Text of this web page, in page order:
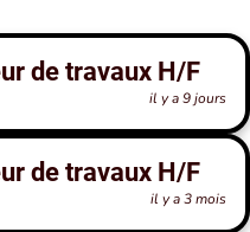
de travaux H/F
il y a 9 jours
de travaux H/F
il y a 3 mois